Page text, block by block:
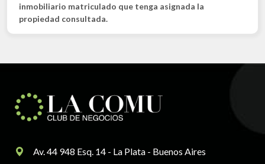
inmobiliario matriculado que tenga asignada la
propiedad consultada.
Av. 44 948 Esq. 14 - La Plata - Buenos Aires